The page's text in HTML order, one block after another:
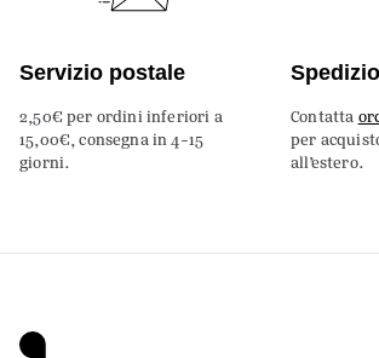
Servizio postale
2,50€ per ordini inferiori a
15,00€, consegna in 4-15
giorni.
Contatta
per
all’estero.